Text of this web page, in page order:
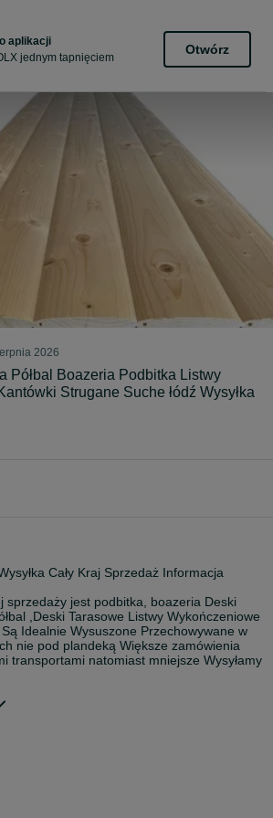
aplikacji
jednym tapnięciem
Otwórz
2026
Półbal Boazeria Podbitka Listwy
Strugane Suche łódź Wysyłka
Cały Kraj Sprzedaż Informacja
sprzedaży jest podbitka, boazeria Deski
,Deski Tarasowe Listwy Wykończeniowe
Idealnie Wysuszone Przechowywane w
nie pod plandeką Większe zamówienia
transportami natomiast mniejsze Wysyłamy
2 , 2,5mb/3mb Idealnie nadaje się na
długość 3m/4m
dłg 4 mb dwustronna profil Softlin